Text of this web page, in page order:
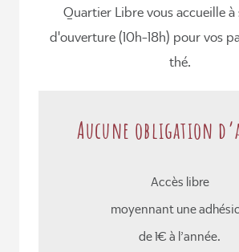
Quartier Libre vous accueille à
d'ouverture (10h-18h) pour vos
thé.
Aucune obligation
Accès libre
moyennant une
de 1€ à l’année.